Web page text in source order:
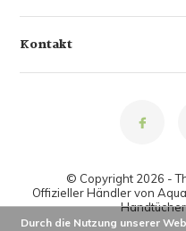
Kontakt
© Copyright 2026 -
Offizieller Händler von
Durch die Nutzung unserer